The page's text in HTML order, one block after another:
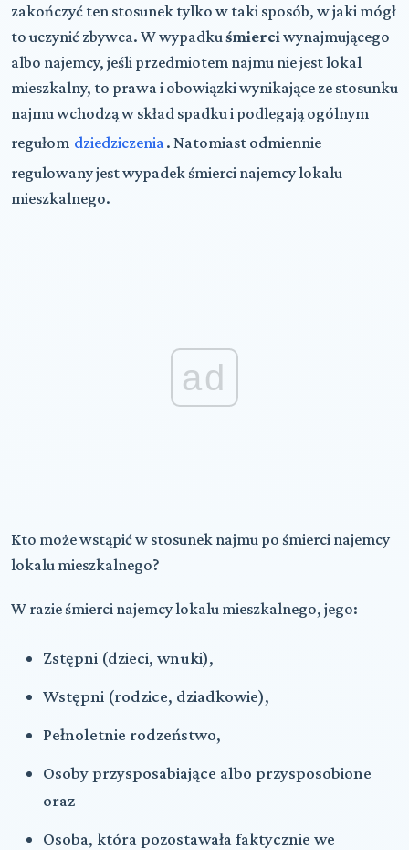
zakończyć ten stosunek tylko w taki sposób, w jaki mógł
to uczynić zbywca. W wypadku śmierci wynajmującego
albo najemcy, jeśli przedmiotem najmu nie jest lokal
mieszkalny, to prawa i obowiązki wynikające ze stosunku
najmu wchodzą w skład spadku i podlegają ogólnym
regułom dziedziczenia . Natomiast odmiennie
regulowany jest wypadek śmierci najemcy lokalu
mieszkalnego.
ad
Kto może wstąpić w stosunek najmu po śmierci najemcy
lokalu mieszkalnego?
W razie śmierci najemcy lokalu mieszkalnego, jego:
Zstępni (dzieci, wnuki),
Wstępni (rodzice, dziadkowie),
Pełnoletnie rodzeństwo,
Osoby przysposabiające albo przysposobione
oraz
Osoba, która pozostawała faktycznie we